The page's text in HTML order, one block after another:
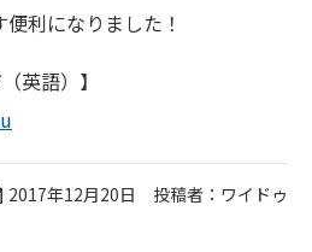
利になりました！
英語）】
2017年12月20日 投稿者：ワイドゥ